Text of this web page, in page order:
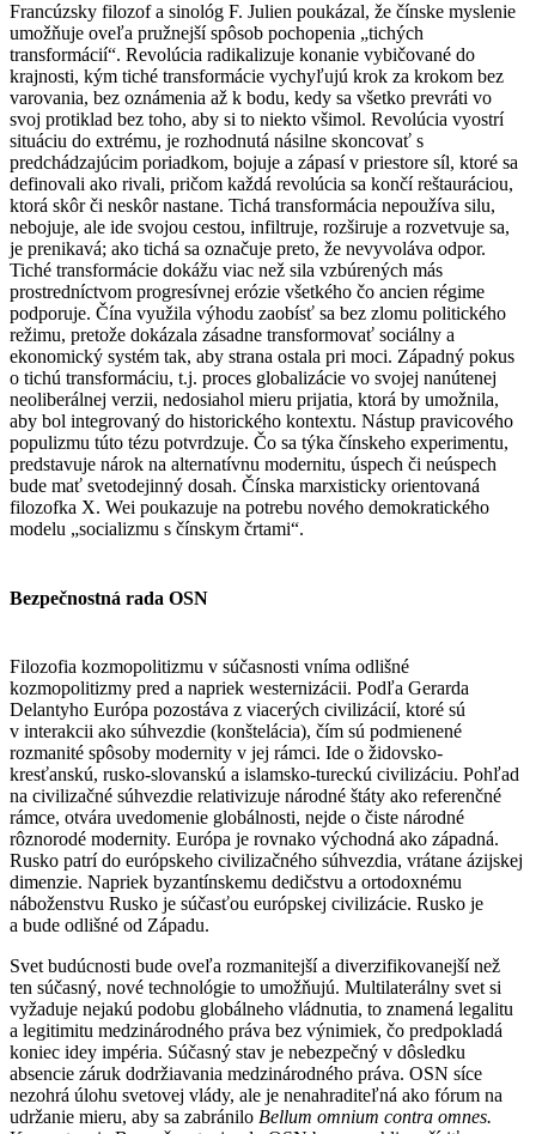
Francúzsky filozof a sinológ F. Julien poukázal, že čínske myslenie
umožňuje oveľa pružnejší spôsob pochopenia „tichých
transformácií“. Revolúcia radikalizuje konanie vybičované do
krajnosti, kým tiché transformácie vychyľujú krok za krokom bez
varovania, bez oznámenia až k bodu, kedy sa všetko prevráti vo
svoj protiklad bez toho, aby si to niekto všimol. Revolúcia vyostrí
situáciu do extrému, je rozhodnutá násilne skoncovať s
predchádzajúcim poriadkom, bojuje a zápasí v priestore síl, ktoré sa
definovali ako rivali, pričom každá revolúcia sa končí reštauráciou,
ktorá skôr či neskôr nastane. Tichá transformácia nepoužíva silu,
nebojuje, ale ide svojou cestou, infiltruje, rozširuje a rozvetvuje sa,
je prenikavá; ako tichá sa označuje preto, že nevyvoláva odpor.
Tiché transformácie dokážu viac než sila vzbúrených más
prostredníctvom progresívnej erózie všetkého čo ancien régime
podporuje. Čína využila výhodu zaobísť sa bez zlomu politického
režimu, pretože dokázala zásadne transformovať sociálny a
ekonomický systém tak, aby strana ostala pri moci. Západný pokus
o tichú transformáciu, t.j. proces globalizácie vo svojej nanútenej
neoliberálnej verzii, nedosiahol mieru prijatia, ktorá by umožnila,
aby bol integrovaný do historického kontextu. Nástup pravicového
populizmu túto tézu potvrdzuje. Čo sa týka čínskeho experimentu,
predstavuje nárok na alternatívnu modernitu, úspech či neúspech
bude mať svetodejinný dosah. Čínska marxisticky orientovaná
filozofka X. Wei poukazuje na potrebu nového demokratického
modelu „socializmu s čínskym črtami“.
Bezpečnostná rada OSN
Filozofia kozmopolitizmu v súčasnosti vníma odlišné
kozmopolitizmy pred a napriek westernizácii. Podľa Gerarda
Delantyho Európa pozostáva z viacerých civilizácií, ktoré sú
v interakcii ako súhvezdie (konštelácia), čím sú podmienené
rozmanité spôsoby modernity v jej rámci. Ide o židovsko-
kresťanskú, rusko-slovanskú a islamsko-tureckú civilizáciu. Pohľad
na civilizačné súhvezdie relativizuje národné štáty ako referenčné
rámce, otvára uvedomenie globálnosti, nejde o čiste národné
rôznorodé modernity. Európa je rovnako východná ako západná.
Rusko patrí do európskeho civilizačného súhvezdia, vrátane ázijskej
dimenzie. Napriek byzantínskemu dedičstvu a ortodoxnému
náboženstvu Rusko je súčasťou európskej civilizácie. Rusko je
a bude odlišné od Západu.
Svet budúcnosti bude oveľa rozmanitejší a diverzifikovanejší než
ten súčasný, nové technológie to umožňujú. Multilaterálny svet si
vyžaduje nejakú podobu globálneho vládnutia, to znamená legalitu
a legitimitu medzinárodného práva bez výnimiek, čo predpokladá
koniec idey impéria. Súčasný stav je nebezpečný v dôsledku
absencie záruk dodržiavania medzinárodného práva. OSN síce
nezohrá úlohu svetovej vlády, ale je nenahraditeľná ako fórum na
udržanie mieru, aby sa zabránilo Bellum omnium contra omnes.